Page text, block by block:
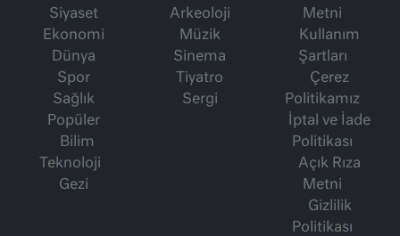
Siyaset
Ekonomi
Dünya
Spor
Sağlık
Popüler
Bilim
Teknoloji
Gezi
Arkeoloji
Müzik
Sinema
Tiyatro
Sergi
Metni
Kullanım
Şartları
Çerez
Politikamız
İptal ve İade
Politikası
Açık Rıza
Metni
Gizlilik
Politikası